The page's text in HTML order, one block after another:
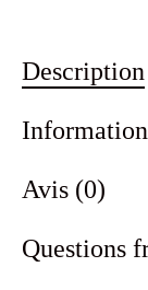
Description
Avis (0)
Questions